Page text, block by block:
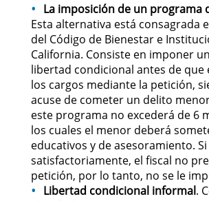
Domestic Battery
Elder Abuse
Permanent Restraining
Posting Harmful
Internet
Restraining Orders
Temporary
La imposición de un programa
Esta alternativa está consagrada
del Código de Bienestar e
California. Consiste en imponer
libertad condicional antes de que
los cargos mediante la petición,
acuse de cometer un delito
este programa no excederá de 6
los cuales el menor deberá
educativos y de asesoramiento.
satisfactoriamente, el fiscal no
petición, por lo tanto, no se le
Libertad condicional informal.